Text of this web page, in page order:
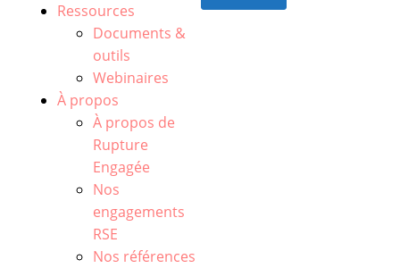
Ressources
Documents &
outils
Webinaires
À propos
À propos de
Rupture
Engagée
Nos
engagements
RSE
Nos références